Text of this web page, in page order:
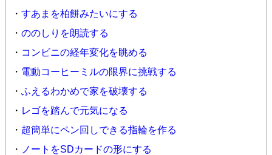
・ すあまを柏餅みたいにする
・ ののしりを朗読する
・ コンビニの経年変化を眺める
・ 電動コーヒーミルの限界に挑戦する
・ ふえるわかめで家を破壊する
・ レゴを踏んで元気になる
・ 超簡単にペン回しできる指輪を作る
・ ノートをSDカードの形にする